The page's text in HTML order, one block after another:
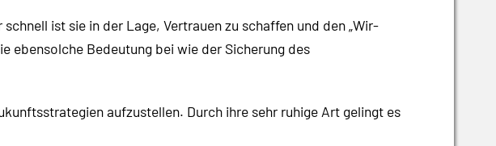
ist sie in der Lage, Vertrauen zu schaffen und den „Wir-
ebensolche Bedeutung bei wie der Sicherung des
aufzustellen. Durch ihre sehr ruhige Art gelingt es